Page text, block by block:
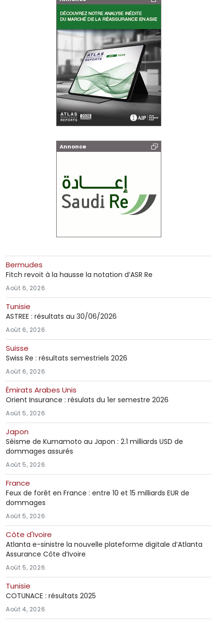
Annonce
Bermudes
Fitch revoit à la hausse la notation d’ASR Re
Août 6, 2026
Tunisie
ASTREE : résultats au 30/06/2026
Août 6, 2026
Suisse
Swiss Re : résultats semestriels 2026
Août 6, 2026
Émirats Arabes Unis
Orient Insurance : résulats du 1er semestre 2026
Août 5, 2026
Japon
Séisme de Kumamoto au Japon : 2.1 milliards USD de
dommages assurés
Août 5, 2026
France
Feux de forêt en France : entre 10 et 15 milliards EUR de
dommages
Août 5, 2026
Côte d'Ivoire
Atlanta e-sinistre la nouvelle plateforme digitale d’Atlanta
Assurance Côte d’Ivoire
Août 5, 2026
Tunisie
COTUNACE : résultats 2025
Août 4, 2026